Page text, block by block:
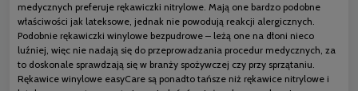
medycznych preferuje rękawiczki nitrylowe. Mają one bardzo podobne
właściwości jak lateksowe, jednak nie powodują reakcji alergicznych.
Podobnie rękawiczki winylowe bezpudrowe – leżą one na dłoni nieco
luźniej, więc nie nadają się do przeprowadzania procedur medycznych, za
to doskonale sprawdzają się w branży spożywczej czy przy sprzątaniu.
Rękawice winylowe easyCare są ponadto tańsze niż rękawice nitrylowe i